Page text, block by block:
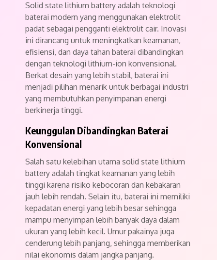
Solid state lithium battery adalah teknologi
baterai modern yang menggunakan elektrolit
padat sebagai pengganti elektrolit cair. Inovasi
ini dirancang untuk meningkatkan keamanan,
efisiensi, dan daya tahan baterai dibandingkan
dengan teknologi lithium-ion konvensional.
Berkat desain yang lebih stabil, baterai ini
menjadi pilihan menarik untuk berbagai industri
yang membutuhkan penyimpanan energi
berkinerja tinggi.
Keunggulan Dibandingkan Baterai
Konvensional
Salah satu kelebihan utama solid state lithium
battery adalah tingkat keamanan yang lebih
tinggi karena risiko kebocoran dan kebakaran
jauh lebih rendah. Selain itu, baterai ini memiliki
kepadatan energi yang lebih besar sehingga
mampu menyimpan lebih banyak daya dalam
ukuran yang lebih kecil. Umur pakainya juga
cenderung lebih panjang, sehingga memberikan
nilai ekonomis dalam jangka panjang.